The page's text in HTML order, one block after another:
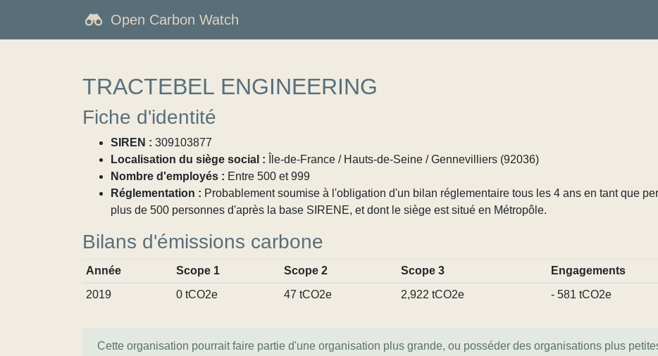
Open Carbon Watch
TRACTEBEL ENGINEERING
Fiche d'identité
SIREN : 309103877
Localisation du siège social : Île-de-France / Hauts-de-Seine / Gennevilliers (92036)
Nombre d'employés : Entre 500 et 999
Réglementation : Probablement soumise à l'obligation d'un bilan réglementaire tous les 4 ans en tant que
plus de 500 personnes d'après la base SIRENE, et dont le siège est situé en Métropôle.
Bilans d'émissions carbone
Année Scope 1 Scope 2 Scope 3 Engagements
2019
0 tCO2e 47 tCO2e 2,922 tCO2e - 581 tCO2e
Cette organisation pourrait faire partie d'une organisation plus grande, ou posséder des organisations plus